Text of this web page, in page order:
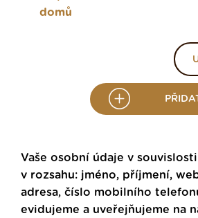
domů
Vaše osobní údaje v
v rozsahu: jméno, příjmení,
adresa, číslo mobilního
evidujeme a uveřejňujeme na